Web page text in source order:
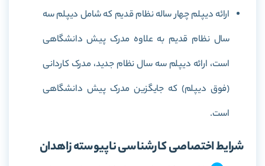
ارائه دیپلم چهار ساله نظام قدیم که شامل دیپلم سه
سال نظام قدیم به علاوه مدرک پیش دانشگاهی
است، ارائه دیپلم سه سال نظام جدید، مدرک کاردانی
(فوق دیپلم) که جایگزین مدرک پیش دانشگاهی
است.
شرایط اختصاصی کارشناسی ناپیوسته زاهدان